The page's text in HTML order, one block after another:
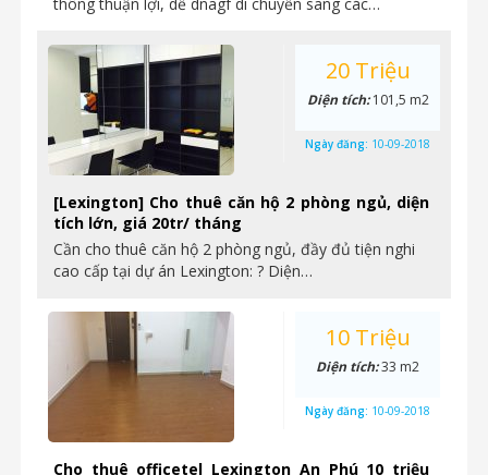
[Lexington] Cho thuê căn hộ 2 phòng ngủ, diện
tích lớn, giá 20tr/ tháng
Cần cho thuê căn hộ 2 phòng ngủ, đầy đủ tiện nghi
cao cấp tại dự án Lexington: ? Diện…
20 Triệu
Diện tích:101,5 m2
Ngày đăng: 10-09-2018
Cho thuê officetel Lexington An Phú 10 triệu
10 Triệu
Diện tích:33 m2
Ngày đăng: 10-09-2018